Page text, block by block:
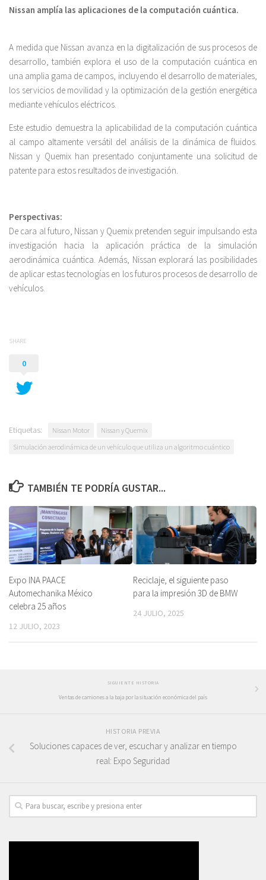
Nissan amplía las aplicaciones de la computación cuántica.
A medida que Nissan avanza en la digitalización de sus procesos de
desarrollo, también explora el uso de la computación cuántica en
una amplia gama de campos, incluyendo el desarrollo de materiales,
los servicios de movilidad y la optimización de la gestión energética
mediante vehículos eléctricos.
Este estudio demuestra la aplicabilidad de la computación cuántica
al campo altamente versátil del análisis de la dinámica de fluidos.
Nissan y Quemix han presentado conjuntamente una solicitud de
patente para estos resultados de investigación.
Perspectivas:
De cara al futuro, Nissan y Quemix pretenden seguir impulsando esta
investigación hacia la aplicación práctica de la simulación
aerodinámica cuántica. Además, Nissan explorará las posibilidades
de aplicar estas tecnologías en los futuros procesos de desarrollo de
vehículos.
SHARE
0
Etiquetas: Nissan Motor
Nissan y Quemix
Simulación aerodinámica de un vehículo que utiliza un algoritmo cuántico
TAMBIÉN TE PODRÍA GUSTAR...
Expo INA PAACE
Automechanika México
celebra 25 años
12 JULIO, 2023
Reciclaje, el siguiente paso
para la impresión 3D de BMW
24 JULIO, 2025
SIGUIENTE HISTORIA
Ventas de camiones a la baja por la situación económica del país
HISTORIA PREVIA
Soluciones capaces de ver, escuchar y analizar en tiempo
real: Expo Seguridad